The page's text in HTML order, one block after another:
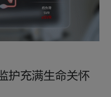
护充满生命关怀